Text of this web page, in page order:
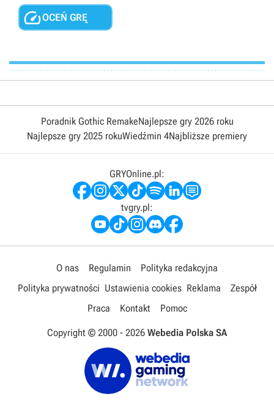
OCEŃ GRĘ
Poradnik Gothic RemakeNajlepsze gry 2026 roku
Najlepsze gry 2025 rokuWiedźmin 4Najbliższe premiery
GRYOnline.pl:
tvgry.pl:
O nas Regulamin
Polityka redakcyjna
Polityka prywatności Ustawienia cookies Reklama
Zespół
Praca
Kontakt Pomoc
Copyright © 2000 - 2026 Webedia Polska SA